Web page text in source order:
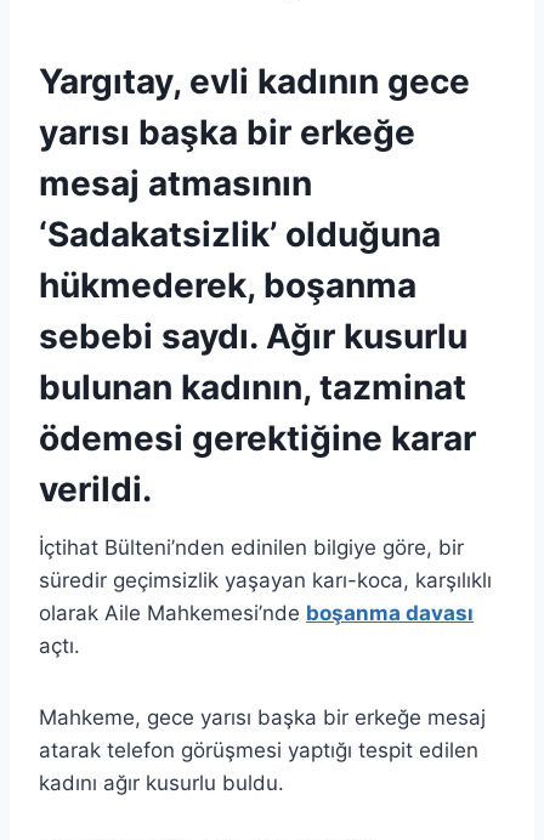
Yargıtay, evli kadının gece
yarısı başka bir erkeğe
mesaj atmasının
‘Sadakatsizlik’ olduğuna
hükmederek, boşanma
sebebi saydı. Ağır kusurlu
bulunan kadının, tazminat
ödemesi gerektiğine karar
verildi.
İçtihat Bülteni’nden edinilen bilgiye göre, bir
süredir geçimsizlik yaşayan karı-koca, karşılıklı
olarak Aile Mahkemesi’nde boşanma davası
açtı.
Mahkeme, gece yarısı başka bir erkeğe mesaj
atarak telefon görüşmesi yaptığı tespit edilen
kadını ağır kusurlu buldu.